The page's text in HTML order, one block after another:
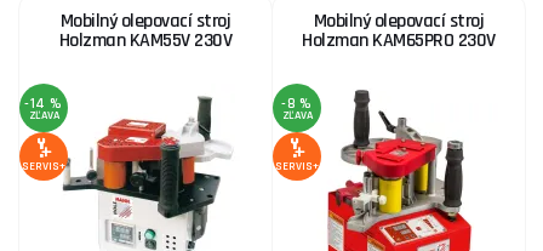
Mobilný olepovací stroj
Holzman KAM55V 230V
-14 %
ZĽAVA
SERVIS+
Mobilný olepovací stroj
Holzman KAM65PRO 230V
-8 %
ZĽAVA
SERVIS+